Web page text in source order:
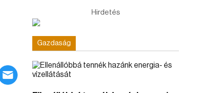
Hirdetés
Gazdaság